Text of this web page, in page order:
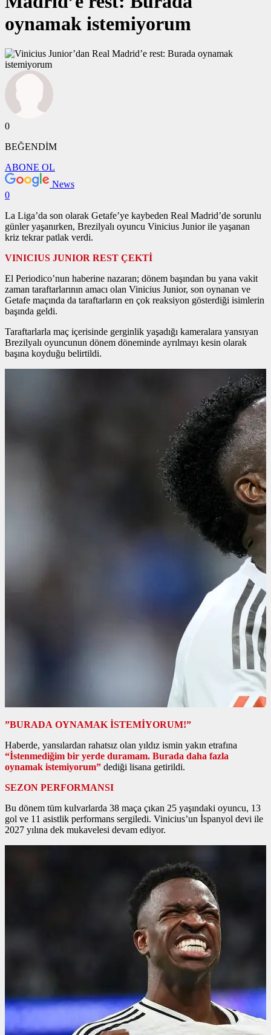
oynamak istemiyorum
0
BEĞENDİM
ABONE OL
News
0
La Liga’da son olarak Getafe’ye kaybeden Real Madrid’de sorunlu
günler yaşanırken, Brezilyalı oyuncu Vinicius Junior ile yaşanan
kriz tekrar patlak verdi.
VINICIUS JUNIOR REST ÇEKTİ
El Periodico’nun haberine nazaran; dönem başından bu yana vakit
zaman taraftarlarının amacı olan Vinicius Junior, son oynanan ve
Getafe maçında da taraftarların en çok reaksiyon gösterdiği isimlerin
başında geldi.
Taraftarlarla maç içerisinde gerginlik yaşadığı kameralara yansıyan
Brezilyalı oyuncunun dönem döneminde ayrılmayı kesin olarak
başına koyduğu belirtildi.
”BURADA OYNAMAK İSTEMİYORUM!”
Haberde, yansılardan rahatsız olan yıldız ismin yakın etrafına
“İstenmediğim bir yerde duramam. Burada daha fazla
oynamak istemiyorum” dediği lisana getirildi.
SEZON PERFORMANSI
Bu dönem tüm kulvarlarda 38 maça çıkan 25 yaşındaki oyuncu, 13
gol ve 11 asistlik performans sergiledi. Vinicius’un İspanyol devi ile
2027 yılına dek mukavelesi devam ediyor.